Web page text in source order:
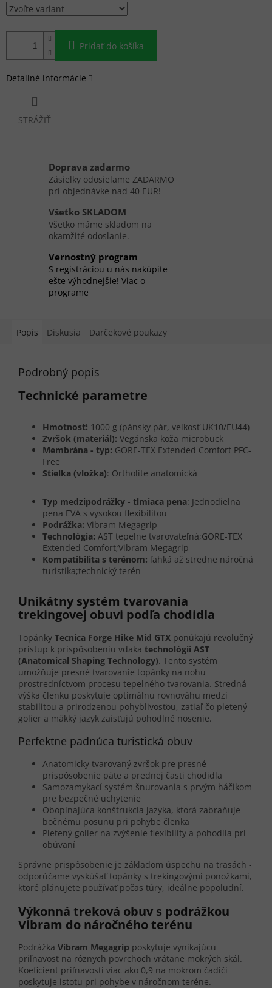
Pridať do košíka
Detailné informácie
STRÁŽIŤ
Doprava zadarmo
Zásielky odosielame ZADARMO
pri objednávke nad 40 EUR!
Všetko SKLADOM
Všetko máme skladom na
okamžité odoslanie.
Vernostný program
S registráciou u nás nakúpite
ešte výhodnejšie! Viac o
programe
Popis Diskusia Darčekové poukazy
Podrobný popis
Technické parametre
Hmotnosť: 1000 g (pánsky pár, veľkosť UK10/EU44)
Zvršok (materiál): Vegánska koža microbuck
Membrána - typ: GORE-TEX Extended Comfort PFC-
Free
Stielka (vložka): Ortholite anatomická
Typ medzipodrážky - tlmiaca pena: Jednodielna
pena EVA s vysokou flexibilitou
Podrážka: Vibram Megagrip
Technológia: AST tepelne tvarovateľná;GORE-TEX
Extended Comfort;Vibram Megagrip
Kompatibilita s terénom: ľahká až stredne náročná
turistika;technický terén
Unikátny systém tvarovania
trekingovej obuvi podľa chodidla
Topánky Tecnica Forge Hike Mid GTX ponúkajú revolučný
prístup k prispôsobeniu vďaka technológii AST
(Anatomical Shaping Technology). Tento systém
umožňuje presné tvarovanie topánky na nohu
prostredníctvom procesu tepelného tvarovania. Stredná
výška členku poskytuje optimálnu rovnováhu medzi
stabilitou a prirodzenou pohyblivosťou, zatiaľ čo pletený
golier a mäkký jazyk zaisťujú pohodlné nosenie.
Perfektne padnúca turistická obuv
Anatomicky tvarovaný zvršok pre presné
prispôsobenie päte a prednej časti chodidla
Samozamykací systém šnurovania s prvým háčikom
pre bezpečné uchytenie
Obopínajúca konštrukcia jazyka, ktorá zabraňuje
bočnému posunu pri pohybe členka
Pletený golier na zvýšenie flexibility a pohodlia pri
obúvaní
Správne prispôsobenie je základom úspechu na trasách -
odporúčame vyskúšať topánky s trekingovými ponožkami,
ktoré plánujete používať počas túry, ideálne popoludní.
Výkonná treková obuv s podrážkou
Vibram do náročného terénu
Podrážka Vibram Megagrip poskytuje vynikajúcu
priľnavosť na rôznych povrchoch vrátane mokrých skál.
Koeficient priľnavosti viac ako 0,9 na mokrom čadiči
poskytuje istotu pri pohybe v náročnom teréne.